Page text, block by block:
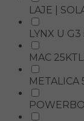
LAJE |
LYNX U G3
MAC
METALICA